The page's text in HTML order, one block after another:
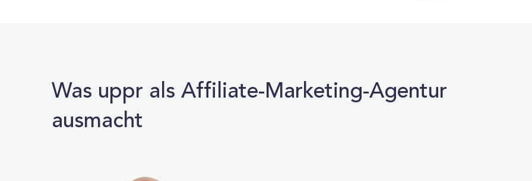
Was uppr als Affiliate-Marketing-Agentur
ausmacht